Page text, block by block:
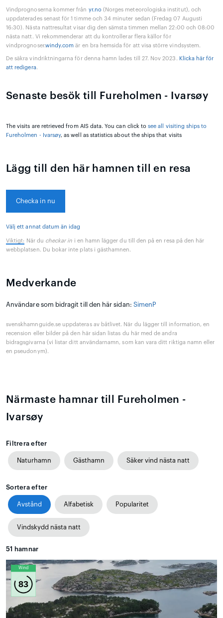
Vindprognoserna kommer från yr.no (Norges meteorologiska institut), och
uppdaterades senast för 1 timme och 34 minuter sedan (Fredag 07 Augusti
16:30). Nästa nattresultat visar dig den sämsta timmen mellan 22:00 och 08:00
nästa natt. Vi rekommenderar att du kontrollerar flera källor för
vindprognoser.windy.com är en bra hemsida för att visa större vindsystem.
De säkra vindriktningarna för denna hamn lades till 27. Nov 2023. Klicka här för
att redigera.
Senaste besök till Fureholmen - Ivarsøy
The visits are retrieved from AIS data. You can click tosee all visiting ships to
Fureholmen - Ivarsøy, as well as statistics about the ships that visits
Lägg till den här hamnen till en resa
Checka in nu
Välj ett annat datum än idag
Viktigt: När du checkar in i en hamn lägger du till den på en resa på den här
webbplatsen. Du bokar inte plats i gästhamnen.
Medverkande
Användare som bidragit till den här sidan: SimenP
svenskhamnguide.se uppdateras av båtlivet. När du lägger till information, en
recension eller bilder på den här sidan listas du här med de andra
bidragsgivarna (vi listar ditt användarnamn, som kan vara ditt riktiga namn eller
en pseudonym).
Närmaste hamnar till Fureholmen -
Ivarsøy
Filtrera efter
Naturhamn Gästhamn Säker vind nästa natt
Sortera efter
Avstånd Alfabetisk Popularitet
Vindskydd nästa natt
51 hamnar
Wind
83